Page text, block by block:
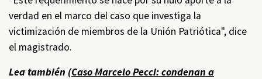
verdad en el marco del caso que investiga la
victimización de miembros de la Unión Patriótica", dice
el magistrado.
Lea también (Caso Marcelo Pecci: condenan a